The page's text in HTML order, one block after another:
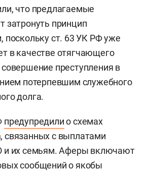
что предлагаемые
затронуть принцип
поскольку ст. 63 УК РФ уже
в качестве отягчающего
совершение преступления в
потерпевшим служебного
долга.
предупредилио схемах
связанных с выплатами
и их семьям. Аферы включают
сообщений о якобы